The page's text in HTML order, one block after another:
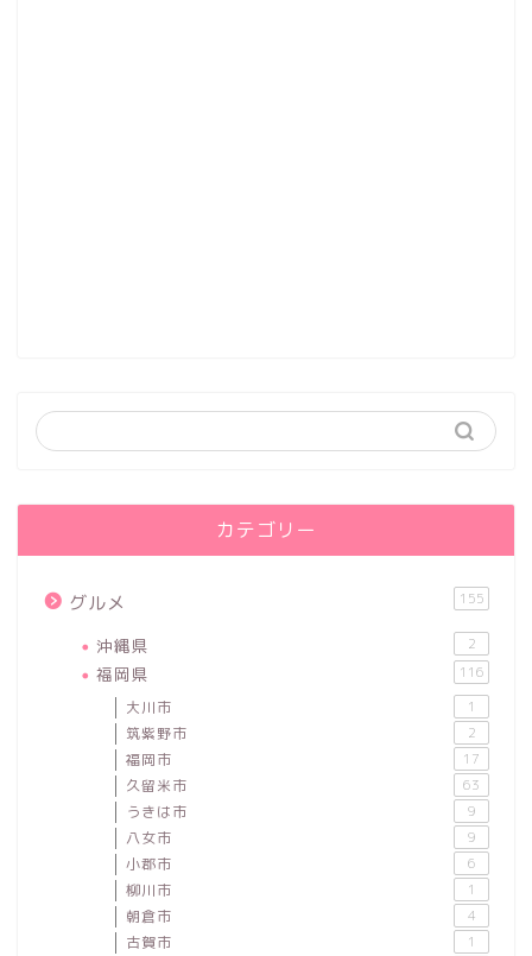
カテゴリー
グルメ 155
沖縄県 2
福岡県 116
大川市 1
筑紫野市 2
福岡市 17
久留米市 63
うきは市 9
八女市 9
小郡市 6
柳川市 1
朝倉市 4
古賀市 1